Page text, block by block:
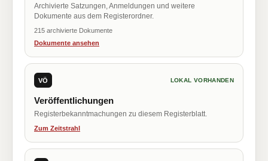
Archivierte Satzungen, Anmeldungen und weitere
Dokumente aus dem Registerordner.
215 archivierte Dokumente
Dokumente ansehen
VÖ LOKAL VORHANDEN
Veröffentlichungen
Registerbekanntmachungen zu diesem Registerblatt.
Zum Zeitstrahl